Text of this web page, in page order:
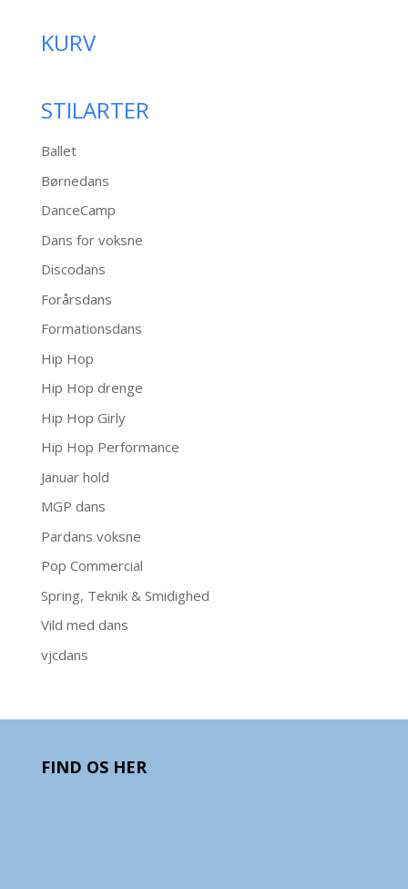
KURV
STILARTER
Ballet
Børnedans
DanceCamp
Dans for voksne
Discodans
Forårsdans
Formationsdans
Hip Hop
Hip Hop drenge
Hip Hop Girly
Hip Hop Performance
Januar hold
MGP dans
Pardans voksne
Pop Commercial
Spring, Teknik & Smidighed
Vild med dans
vjcdans
FIND OS HER